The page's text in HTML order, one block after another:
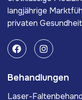
langjährige
privaten
Behandlungen
Laser-